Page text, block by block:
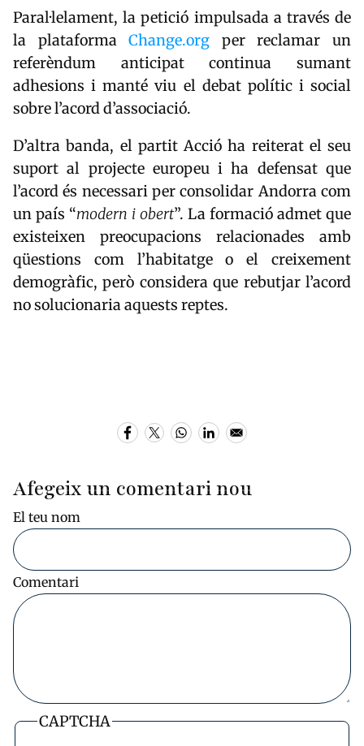
Paral·lelament, la petició impulsada a través de
la plataformaChange.org per reclamar un
referèndum anticipat continua sumant
adhesions i manté viu el debat polític i social
sobre l’acord d’associació.
D’altra banda, el partit Acció ha reiterat el seu
suport al projecte europeu i ha defensat que
l’acord és necessari per consolidar Andorra com
un país “modern i obert”. La formació admet que
existeixen preocupacions relacionades amb
qüestions com l’habitatge o el creixement
demogràfic, però considera que rebutjar l’acord
no solucionaria aquests reptes.
Afegeix un comentari nou
El teu nom
Comentari
CAPTCHA